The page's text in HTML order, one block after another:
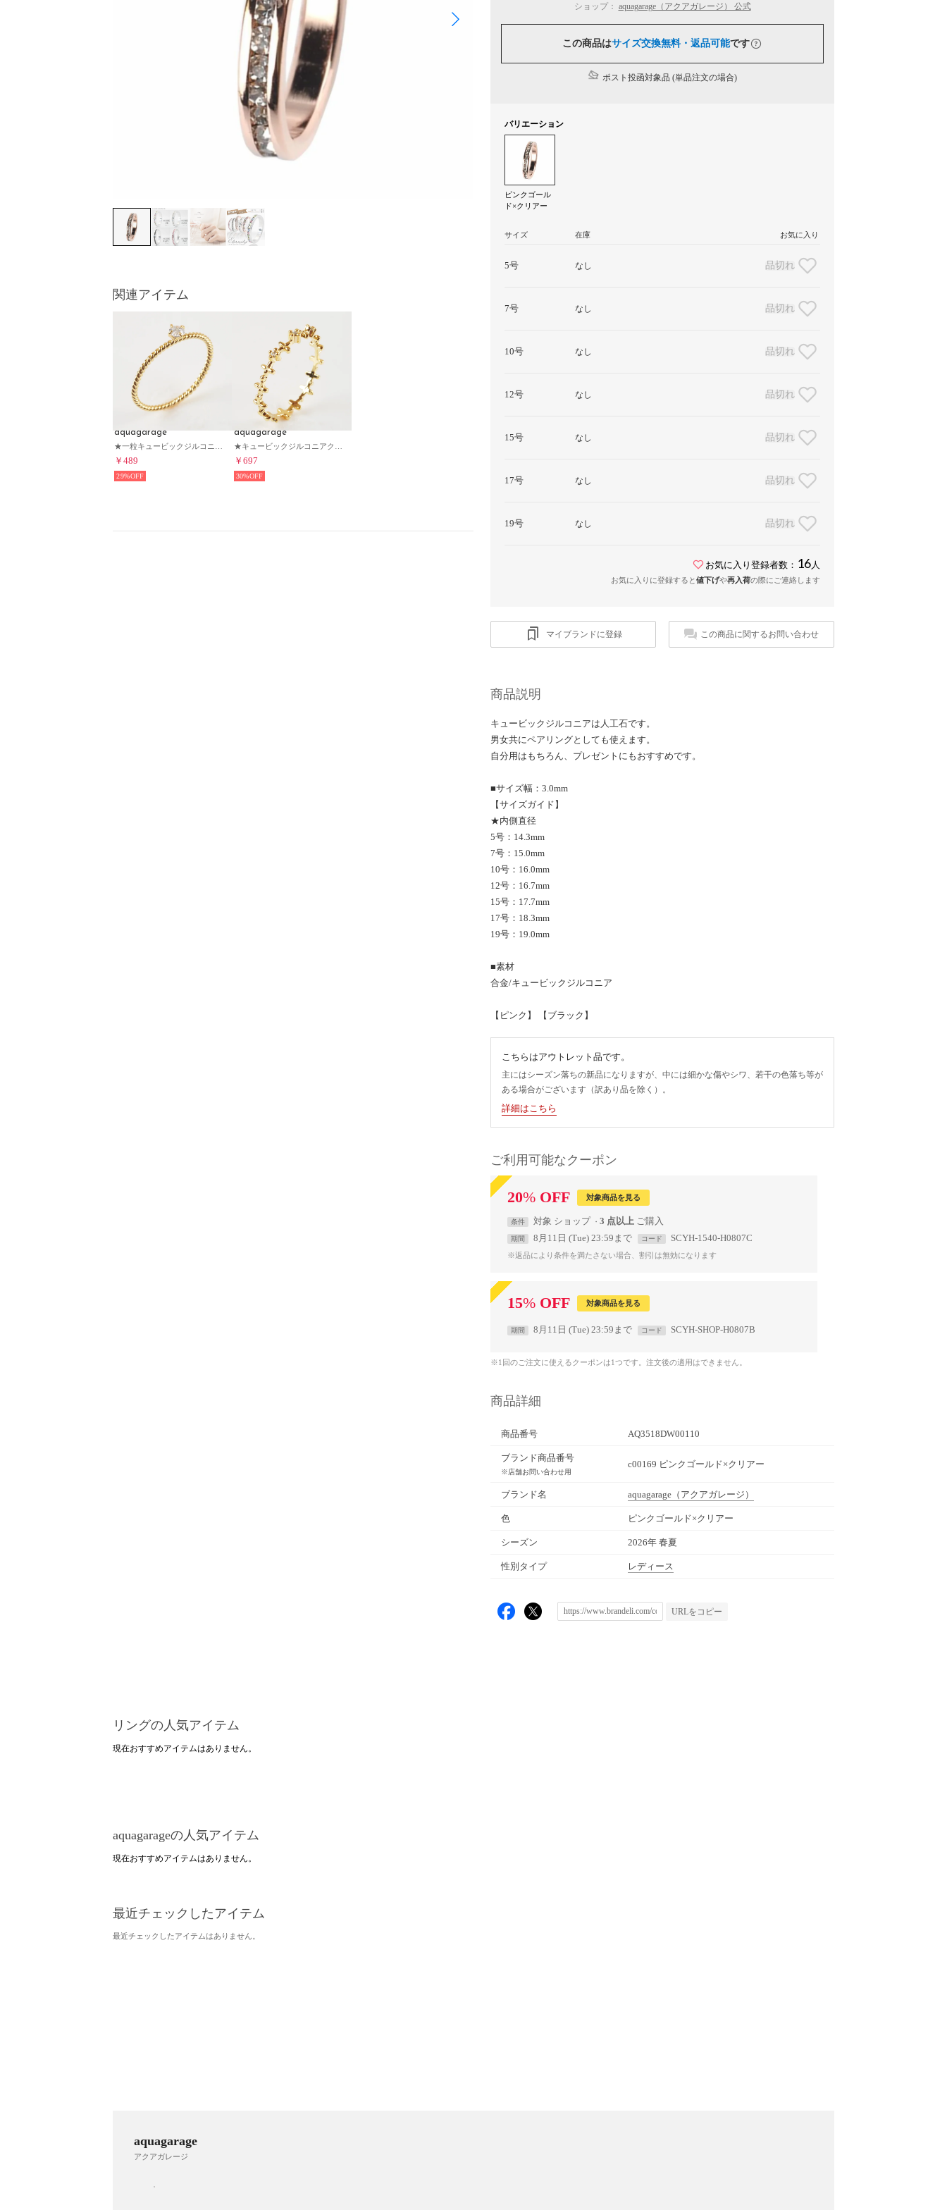
関連アイテム
aquagarage
￥489
29%
aquagarage
￥697
30%
ショップ： aquagarage（アクアガレージ） 公式
この商品はサイズ交換無料・返品可能です
ポスト投函対象品 (単品注文の場合)
バリエーション
ピンクゴール
ド×クリアー
サイズ 在庫 お気に入り
5号 なし 品切れ
7号 なし 品切れ
10号 なし 品切れ
12号 なし 品切れ
15号 なし 品切れ
17号 なし 品切れ
19号 なし 品切れ
お気に入り登録者数： 16 人
お気に入りに登録すると値下げや再入荷の際にご連絡します
マイブランドに登録 この商品に関するお問い合わせ
商品説明
キュービックジルコニアは人工石です。
男女共にペアリングとしても使えます。
自分用はもちろん、プレゼントにもおすすめです。
■サイズ幅：3.0mm
【サイズガイド】
★内側直径
5号：14.3mm
7号：15.0mm
10号：16.0mm
12号：16.7mm
15号：17.7mm
17号：18.3mm
19号：19.0mm
■素材
合金/キュービックジルコニア
【ピンク】 【ブラック】
こちらはアウトレット品です。
主にはシーズン落ちの新品になりますが、中には細かな傷やシワ、若干の色落ち等が
ある場合がございます（訳あり品を除く）。
詳細はこちら
ご利用可能なクーポン
20% OFF 対象商品を見る
条件 対象 ショップ 3 点以上
期間 8月11日 (Tue) 23:59まで コード SCYH-1540-H0807C
※返品により条件を満たさない場合、割引は無効になります
15% OFF 対象商品を見る
期間 8月11日 (Tue) 23:59まで コード SCYH-SHOP-H0807B
※1回のご注文に使えるクーポンは1つです。注文後の適用はできません。
商品詳細
商品番号 AQ3518DW00110
ブランド商品番号
※店舗お問い合わせ用
c00169 ピンクゴールド×クリアー
ブランド名 aquagarage （アクアガレージ）
色 ピンクゴールド×クリアー
シーズン 2026年 春夏
性別タイプ レディース
URLをコピー
リングの人気アイテム
現在おすすめアイテムはありません。
aquagarageの人気アイテム
現在おすすめアイテムはありません。
最近チェックしたアイテム
最近チェックしたアイテムはありません。
aquagarage
アクアガレージ